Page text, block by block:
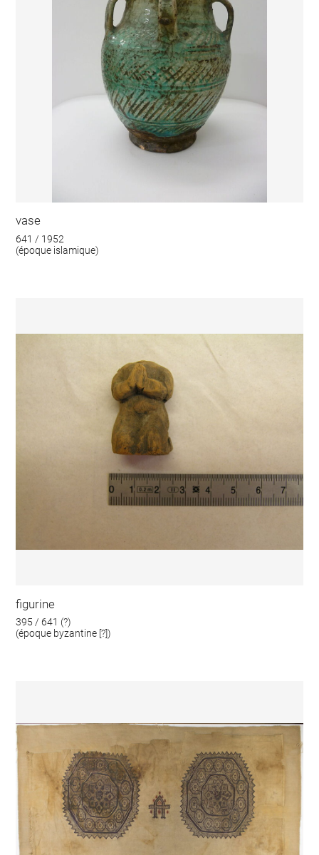
vase
641 / 1952
(époque islamique)
figurine
395 / 641 (?)
(époque byzantine [?])